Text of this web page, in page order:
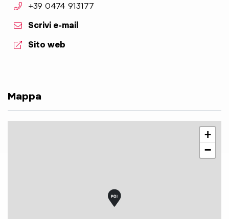
aria.phone:
+39 0474 913177
Scrivi e-mail
aria.website:
Sito web
Mappa
+
−